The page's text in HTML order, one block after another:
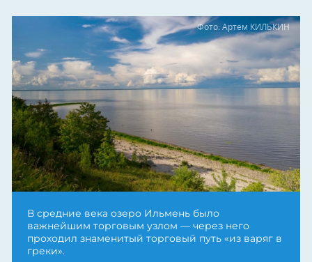
Фото: Артем КИЛЬКИН
В средние века озеро Ильмень было
важнейшим торговым узлом — через него
проходил знаменитый торговый путь «из варяг в
греки».